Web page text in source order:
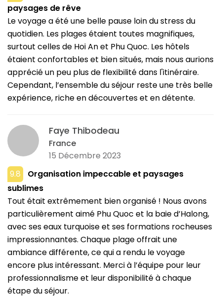
paysages de rêve
Le voyage a été une belle pause loin du stress du
quotidien. Les plages étaient toutes magnifiques,
surtout celles de Hoi An et Phu Quoc. Les hôtels
étaient confortables et bien situés, mais nous aurions
apprécié un peu plus de flexibilité dans l'itinéraire.
Cependant, l’ensemble du séjour reste une très belle
expérience, riche en découvertes et en détente.
Faye Thibodeau
France
15 Décembre 2023
9.8
Organisation impeccable et paysages
sublimes
Tout était extrêmement bien organisé ! Nous avons
particulièrement aimé Phu Quoc et la baie d’Halong,
avec ses eaux turquoise et ses formations rocheuses
impressionnantes. Chaque plage offrait une
ambiance différente, ce qui a rendu le voyage
encore plus intéressant. Merci à l’équipe pour leur
professionnalisme et leur disponibilité à chaque
étape du séjour.